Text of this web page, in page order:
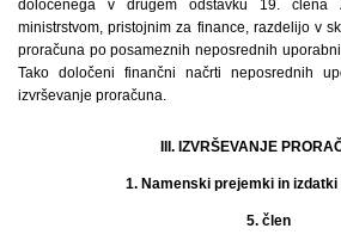
določenega v drugem odstavku 19.
ministrstvom, pristojnim za finance, razdelijo v
proračuna po posameznih neposrednih
Tako določeni finančni načrti neposrednih
izvrševanje proračuna.
III. IZVRŠEVANJE
1. Namenski prejemki in
5. člen